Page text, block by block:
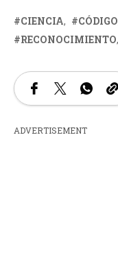
CIENCIA CÓDIGO
RECONOCIMIENTO
ADVERTISEMENT